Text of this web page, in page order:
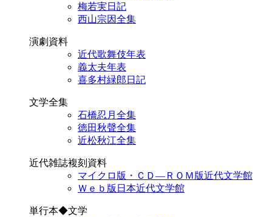
梅若実日記
西山宗因全集
演劇資料
近代歌舞伎年表
義太夫年表
喜多村緑郎日記
文学全集
石橋忍月全集
徳田秋聲全集
近松秋江全集
近代雑誌複刻資料
マイクロ版・ＣＤ―ＲＯＭ版近代文学館
Ｗｅｂ版日本近代文学館
単行本◆文学